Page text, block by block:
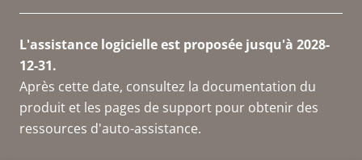
L'assistance logicielle est proposée jusqu'à 2028-
12-31.
Après cette date, consultez la documentation du
produit et les pages de support pour obtenir des
ressources d'auto-assistance.